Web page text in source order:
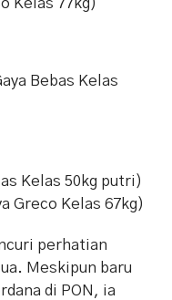
Kelas 77kg)
Bebas Kelas
Kelas 50kg putri)
Greco Kelas 67kg)
perhatian
Meskipun baru
di PON, ia